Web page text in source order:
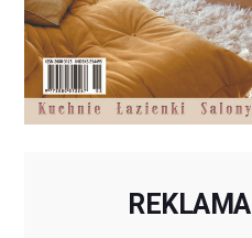
REKLAMA